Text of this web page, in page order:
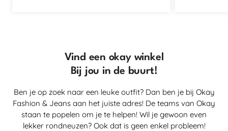
Vind een okay winkel
Bij jou in de buurt!
Ben je op zoek naar een leuke outfit? Dan ben je bij Okay
Fashion & Jeans aan het juiste adres! De teams van Okay
staan te popelen om je te helpen! Wil je gewoon even
lekker rondneuzen? Ook dat is geen enkel probleem!